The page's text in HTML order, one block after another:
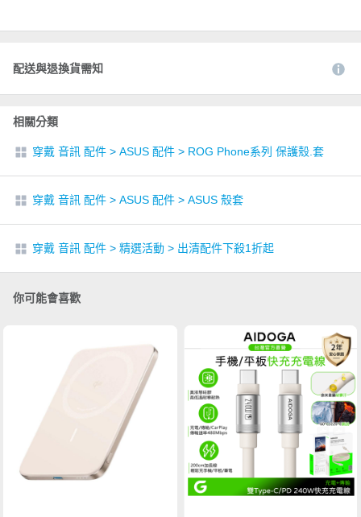
配送與退換貨需知
相關分類
穿戴 音訊 配件 > ASUS 配件 > ROG Phone系列 保護殼.套
穿戴 音訊 配件 > ASUS 配件 > ASUS 殼套
穿戴 音訊 配件 > 精選活動 > 出清配件下殺1折起
你可能會喜歡